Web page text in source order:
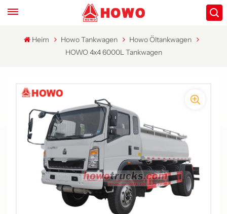
Heim Howo Tankwagen
Howo Öltankwagen
HOWO 4x4 6000L Tankwagen